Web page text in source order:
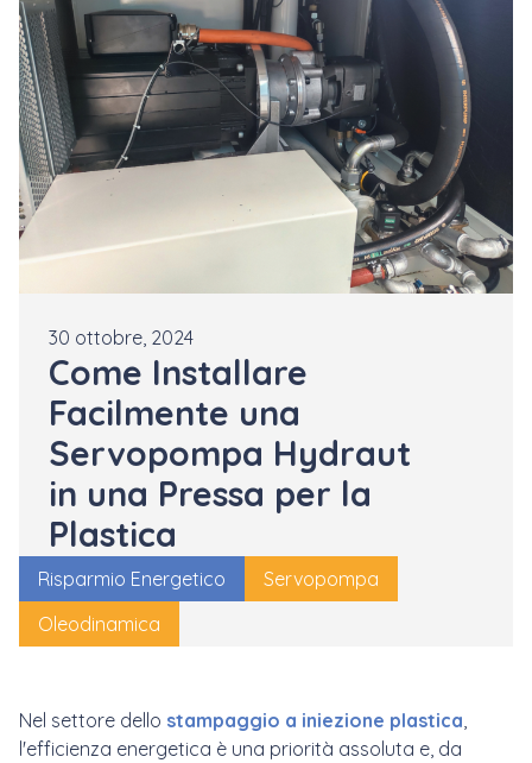
30 ottobre, 2024
Come Installare
Facilmente una
Servopompa Hydraut
in una Pressa per la
Plastica
Risparmio Energetico
Servopompa
Oleodinamica
Nel settore dello stampaggio a iniezione plastica,
l'efficienza energetica è una priorità assoluta e, da